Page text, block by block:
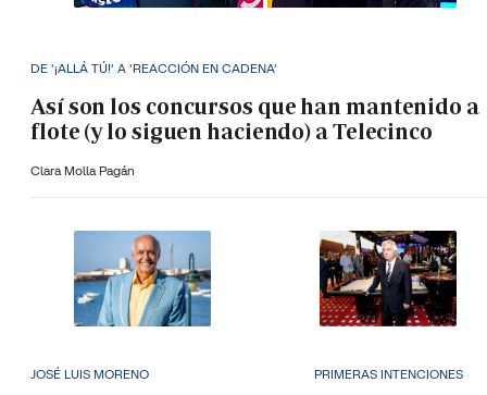
DE '¡ALLÁ TÚ!' A 'REACCIÓN EN CADENA'
Así son los concursos que han mantenido a
flote (y lo siguen haciendo) a Telecinco
Clara Molla Pagán
JOSÉ LUIS MORENO PRIMERAS INTENCIONES